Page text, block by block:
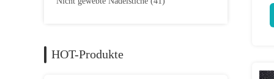
HOT-Produkte